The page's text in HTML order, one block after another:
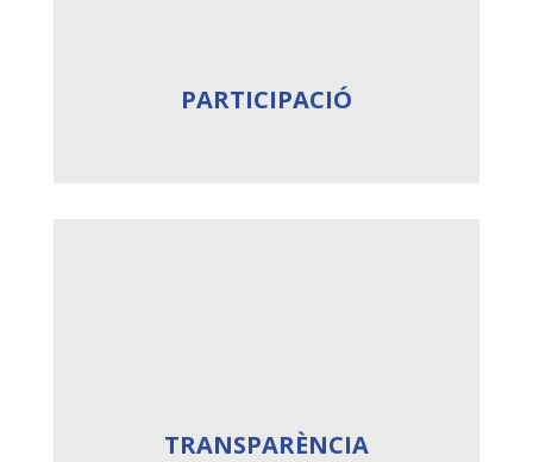
PARTICIPACIÓ
TRANSPARÈNCIA